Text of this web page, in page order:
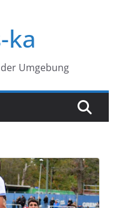
ka
Umgebung